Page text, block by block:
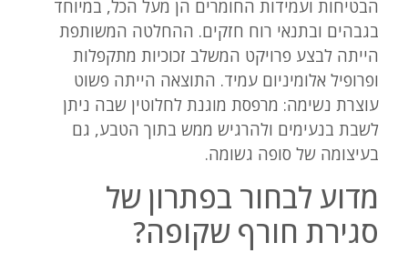
הבטיחות ועמידות החומרים הן מעל הכל, במיוחד
בגבהים ובתנאי רוח חזקים. ההחלטה המשותפת
הייתה לבצע פרויקט המשלב זכוכיות מתקפלות
ופרופיל אלומיניום עמיד. התוצאה הייתה פשוט
עוצרת נשימה: מרפסת מוגנת לחלוטין שבה ניתן
לשבת בנעימים ולהרגיש ממש בתוך הטבע, גם
בעיצומה של סופה גשומה.
מדוע לבחור בפתרון של
סגירת חורף שקופה?